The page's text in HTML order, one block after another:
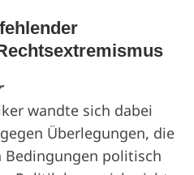
wandte sich dabei
Überlegungen, die
politisch